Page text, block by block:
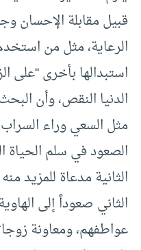
قبيل مقابلة الإحسان
الرعاية، مثل من
استبدالها بأخرى “على
الدنيا النقص، وأن
مثل السعي وراء السراب
الصعود في سلم الحياة
الثانية مدعاة للمزيد
الثاني صعوداً إلى
عواطفهم، ومعاونة